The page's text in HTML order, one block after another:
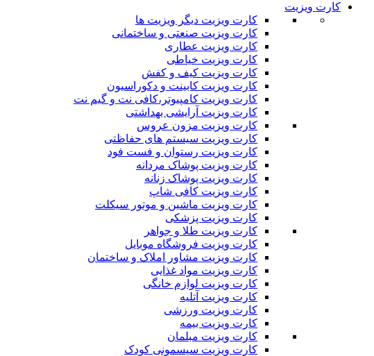
کارت ویزیت
کارت ویزیت دیگر ویزیت ها
کارت ویزیت صنعتی و ساختمانی
کارت ویزیت عطاری
کارت ویزیت خیاطی
کارت ویزیت کیف و کفش
کارت ویزیت کابینت و دکوراسیون
کارت ویزیت کامپیوتر،کافی نت و گیم نت
کارت ویزیت آرایشی بهداشتی
کارت ویزیت مزون عروس
کارت ویزیت سیستم های حفاظتی
کارت ویزیت رستوان و فست فود
کارت ویزیت پوشاک مردانه
کارت ویزیت پوشاک زنانه
کارت ویزیت کافی شاپ
کارت ویزیت ماشین و موتور سیکلت
کارت ویزیت پزشکی
کارت ویزیت طلا و جواهر
کارت ویزیت فروشگاه موبایل
کارت ویزیت مشاور املاک و ساختمان
کارت ویزیت مواد غذایی
کارت ویزیت لوازم خانگی
کارت ویزیت آتلیه
کارت ویزیت ورزشی
کارت ویزیت بیمه
کارت ویزیت مبلمان
کارت ویزیت سیسمونی کودک